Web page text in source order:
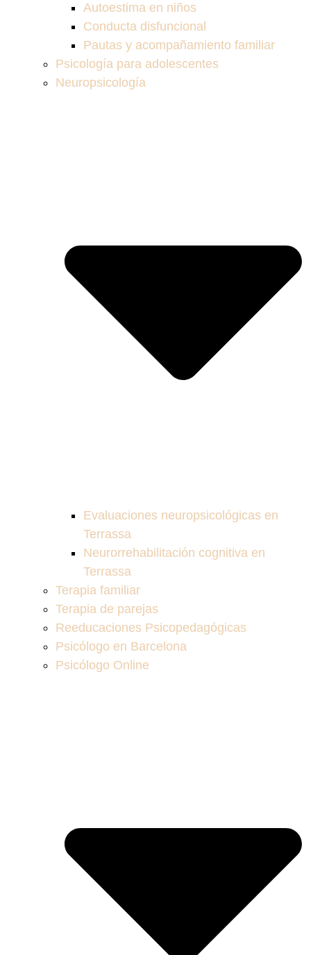
Autoestima en niños
Conducta disfuncional
Pautas y acompañamiento familiar
Psicología para adolescentes
Neuropsicología
Evaluaciones neuropsicológicas en
Terrassa
Neurorrehabilitación cognitiva en
Terrassa
Terapia familiar
Terapia de parejas
Reeducaciones Psicopedagógicas
Psicólogo en Barcelona
Psicólogo Online